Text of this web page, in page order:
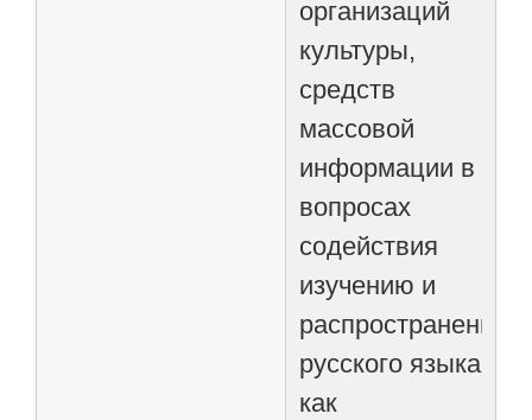
организаций
культуры,
средств
массовой
информации в
вопросах
содействия
изучению и
распространению
русского языка
как